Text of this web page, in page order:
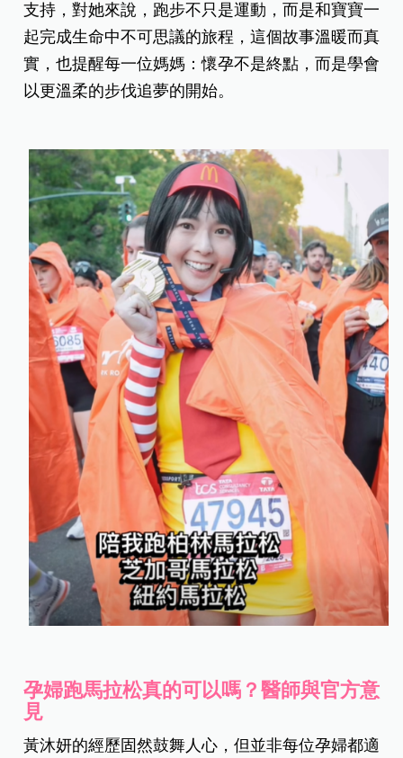
支持，對她來說，跑步不只是運動，而是和寶寶一
起完成生命中不可思議的旅程，這個故事溫暖而真
實，也提醒每一位媽媽：懷孕不是終點，而是學會
以更溫柔的步伐追夢的開始。
孕婦跑馬拉松真的可以嗎？醫師與官方意
見
黃沐妍的經歷固然鼓舞人心，但並非每位孕婦都適